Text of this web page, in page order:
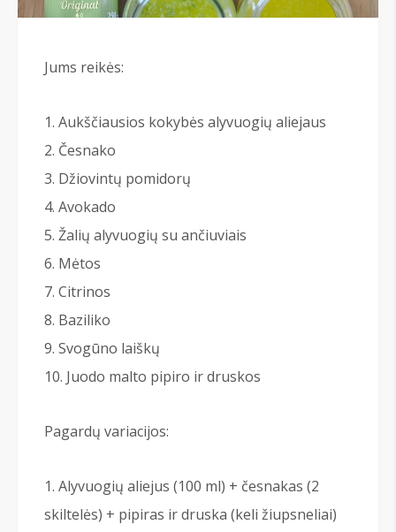
Jums reikės:
Aukščiausios kokybės alyvuogių aliejaus
Česnako
Džiovintų pomidorų
Avokado
Žalių alyvuogių su ančiuviais
Mėtos
Citrinos
Baziliko
Svogūno laiškų
Juodo malto pipiro ir druskos
Pagardų variacijos:
Alyvuogių aliejus (100 ml) + česnakas (2
skiltelės) + pipiras ir druska (keli žiupsneliai)